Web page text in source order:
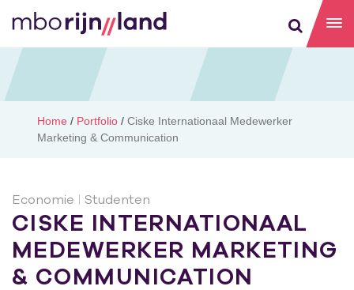
Home / Portfolio /Ciske Internationaal Medewerker
Marketing & Communication
Economie | Studenten
CISKE INTERNATIONAAL
MEDEWERKER MARKETING
& COMMUNICATION